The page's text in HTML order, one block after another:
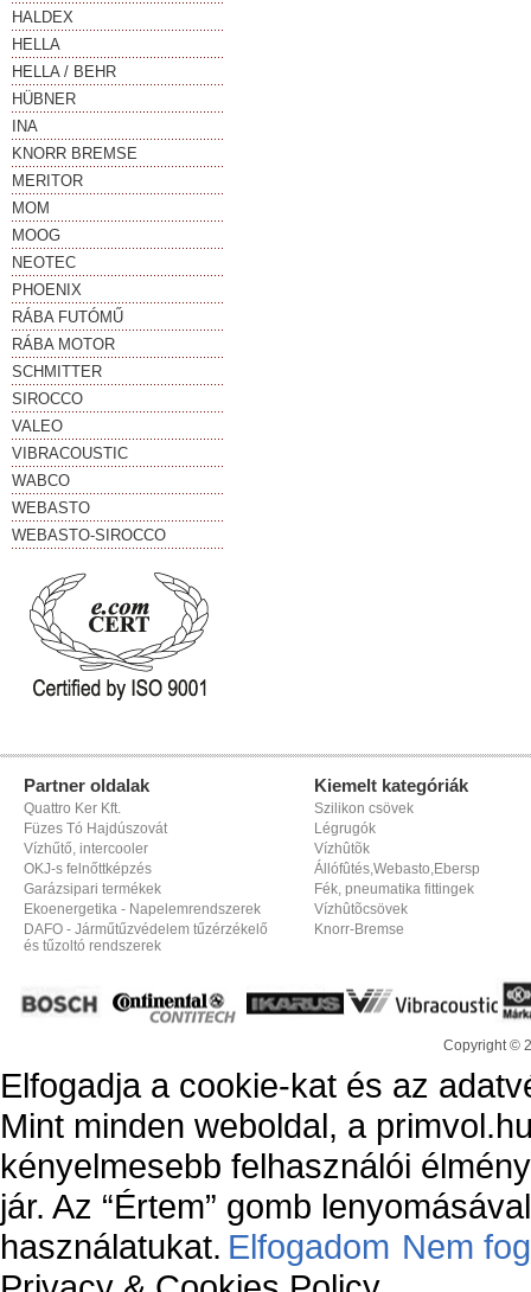
HALDEX
HELLA
HELLA / BEHR
HÜBNER
INA
KNORR BREMSE
MERITOR
MOM
MOOG
NEOTEC
PHOENIX
RÁBA FUTÓMŰ
RÁBA MOTOR
SCHMITTER
SIROCCO
VALEO
VIBRACOUSTIC
WABCO
WEBASTO
WEBASTO-SIROCCO
Partner oldalak
Quattro Ker Kft.
Füzes Tó Hajdúszovát
Vízhűtő, intercooler
OKJ-s felnőttképzés
Garázsipari termékek
Ekoenergetika - Napelemrendszerek
DAFO - Járműtűzvédelem tűzérzékelő
és tűzoltó rendszerek
Kiemelt kategóriák
Szilikon csövek
Légrugók
Vízhûtõk
Állófûtés,Webasto,Ebersp
Fék, pneumatika fittingek
Vízhûtõcsövek
Knorr-Bremse
Copyright ©
Elfogadja a cookie-kat és az
Mint minden weboldal, a
kényelmesebb felhasználói
jár. Az “Értem” gomb
használatukat. Elfogadom Nem